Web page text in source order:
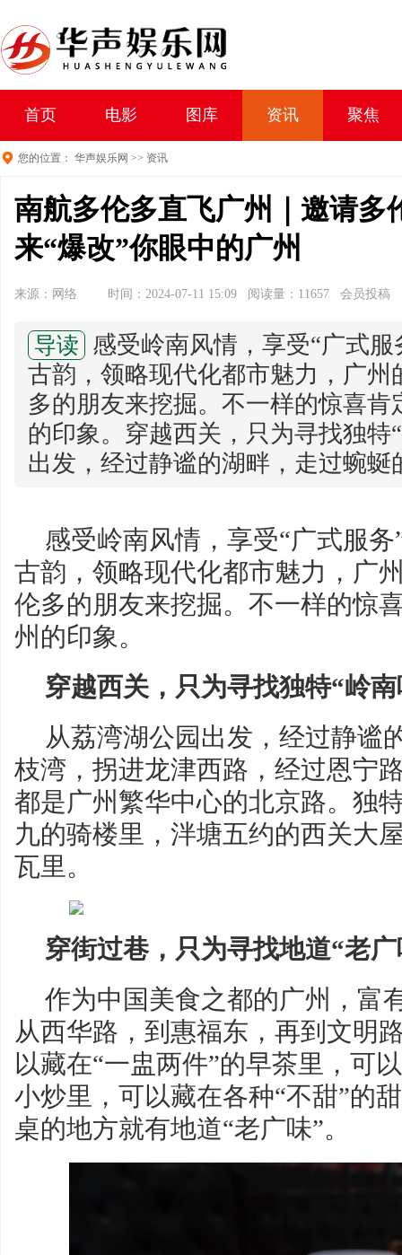
首页 电影 图库 资讯 聚焦
您的位置： 华声娱乐网 >> 资讯
南航多伦多直飞广州｜邀请多
来“爆改”你眼中的广州
来源：网络 时间：2024-07-11 15:09 阅读量：11657 会员投稿
导读
感受岭南风情，享受“广式
古韵，领略现代化都市魅力，广州
多的朋友来挖掘。不一样的惊喜肯
的印象。穿越西关，只为寻找独特
出发，经过静谧的湖畔，走过蜿蜒
感受岭南风情，享受“广式服
古韵，领略现代化都市魅力，广
伦多的朋友来挖掘。不一样的惊
州的印象。
穿越西关，只为寻找独特“岭南
从荔湾湖公园出发，经过静谧
枝湾，拐进龙津西路，经过恩宁
都是广州繁华中心的北京路。独
九的骑楼里，泮塘五约的西关大
瓦里。
穿街过巷，只为寻找地道“老广
作为中国美食之都的广州，富
从西华路，到惠福东，再到文明
以藏在“一盅两件”的早茶里，可
小炒里，可以藏在各种“不甜”的
桌的地方就有地道“老广味”。